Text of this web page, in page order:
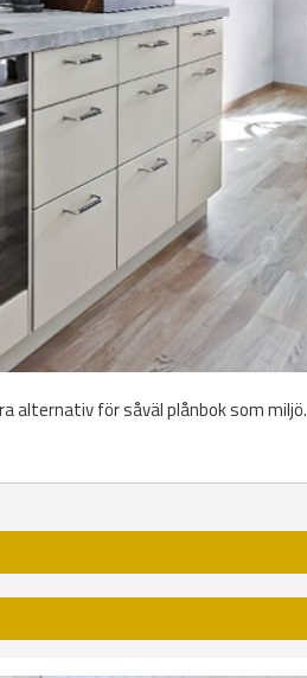
alternativ för såväl plånbok som miljö.